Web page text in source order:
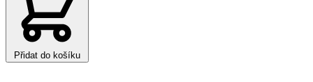
Přidat do košíku